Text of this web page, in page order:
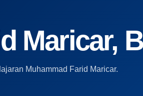
Maricar,
Muhammad Farid Maricar.